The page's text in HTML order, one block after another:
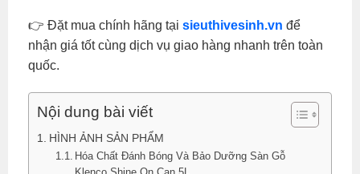
👉 Đặt mua chính hãng tại sieuthivesinh.vn để
nhận giá tốt cùng dịch vụ giao hàng nhanh trên toàn
quốc.
Nội dung bài viết
HÌNH ẢNH SẢN PHẨM
Hóa Chất Đánh Bóng Và Bảo Dưỡng Sàn Gỗ